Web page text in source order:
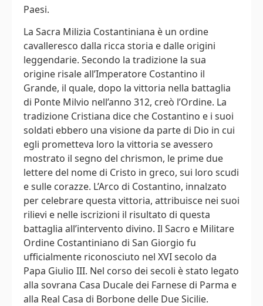
Paesi.
La Sacra Milizia Costantiniana è un ordine
cavalleresco dalla ricca storia e dalle origini
leggendarie. Secondo la tradizione la sua
origine risale all’Imperatore Costantino il
Grande, il quale, dopo la vittoria nella battaglia
di Ponte Milvio nell’anno 312, creò l’Ordine. La
tradizione Cristiana dice che Costantino e i suoi
soldati ebbero una visione da parte di Dio in cui
egli prometteva loro la vittoria se avessero
mostrato il segno del chrismon, le prime due
lettere del nome di Cristo in greco, sui loro scudi
e sulle corazze. L’Arco di Costantino, innalzato
per celebrare questa vittoria, attribuisce nei suoi
rilievi e nelle iscrizioni il risultato di questa
battaglia all’intervento divino. Il Sacro e Militare
Ordine Costantiniano di San Giorgio fu
ufficialmente riconosciuto nel XVI secolo da
Papa Giulio III. Nel corso dei secoli è stato legato
alla sovrana Casa Ducale dei Farnese di Parma e
alla Real Casa di Borbone delle Due Sicilie.